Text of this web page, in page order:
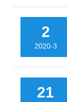
2
2020-3
21